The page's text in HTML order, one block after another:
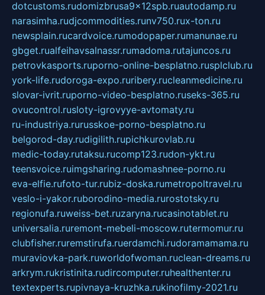
dotcustoms.rudomizbrusa9x12spb.ruautodamp.ru
narasimha.rudjcommodities.runv750.rux-ton.ru
newsplain.rucardvoice.rumodopaper.rumanunae.ru
gbget.rualfeihavsalnassr.rumadoma.rutajuncos.ru
petrovkasports.ruporno-online-besplatno.rusplclub.ru
york-life.rudoroga-expo.ruribery.rucleanmedicine.ru
slovar-ivrit.ruporno-video-besplatno.ruseks-365.ru
ovucontrol.rusloty-igrovyye-avtomaty.ru
ru-industriya.rurusskoe-porno-besplatno.ru
belgorod-day.rudigilith.rupichkurovlab.ru
medic-today.rutaksu.rucomp123.rudon-ykt.ru
teensvoice.ruimgsharing.rudomashnee-porno.ru
eva-elfie.rufoto-tur.rubiz-doska.rumetropoltravel.ru
veslo-i-yakor.ruborodino-media.rurostotsky.ru
regionufa.ruweiss-bet.ruzaryna.rucasinotablet.ru
universalia.ruremont-mebeli-moscow.rutermomur.ru
clubfisher.ruremstirufa.ruerdamchi.rudoramamama.ru
muraviovka-park.ruworldofwoman.ruclean-dreams.ru
arkrym.rukristinita.rudircomputer.ruhealthenter.ru
textexperts.rupivnaya-kruzhka.rukinofilmy-2021.ru